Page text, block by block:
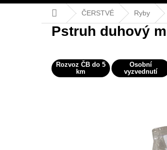
Domů ČERSTVÉ Ryby
Pstruh duhový
Rozvoz ČB do 5
km
Osobní
vyzvednutí